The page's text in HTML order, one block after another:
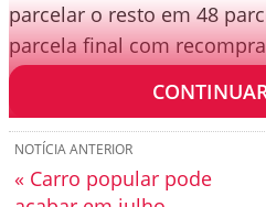
parcelar o resto em 48
parcela final com
da Fipe.
NOTÍCIA ANTERIOR
« Carro popular pode